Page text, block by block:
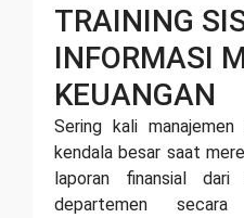
TRAINING
INFORMASI
KEUANGAN
Sering kali manajemen
kendala besar saat
laporan finansial dari
departemen